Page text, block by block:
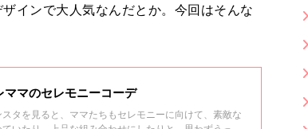
インで大人気なんだとか。今回はそんな
ママのセレモニーコーデ
タを見ると、ママたちもセレモニーに向けて、素敵な